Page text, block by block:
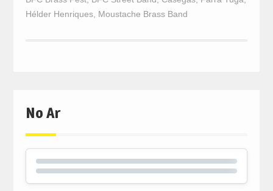
Hélder Henriques, Moustache Brass Band
No Ar